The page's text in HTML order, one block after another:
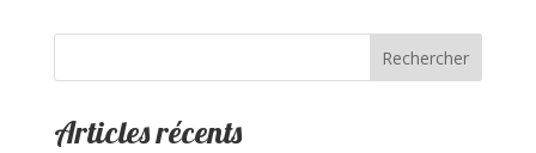
Rechercher
Articles récents